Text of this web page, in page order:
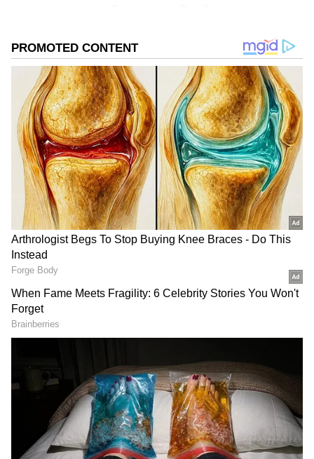
எலெக்ட்ரிக் மேக்ஸி-ஸ்கூட்டரான Hypevolt-
R-ஐ இந்தியாவில் அறிமுகப்படுத்தியுள்ளது.
180 கிலோமீட்டர் வரை செல்லும் ரேஞ்ச், 115
கிமீ வேகம், ADAS பாதுகாப்பு
தொழில்நுட்பம், ரியர் கேமரா உள்ளிட்ட பல
பிரீமியம் அம்சங்களுடன் இந்த ஸ்கூட்டர்
கவனத்தை ஈர்த்துள்ளது.
ஏசியாநெட் தமிழ்-ஐ உங்கள் முதன்மைத்
தேர்வாக்குங்கள்